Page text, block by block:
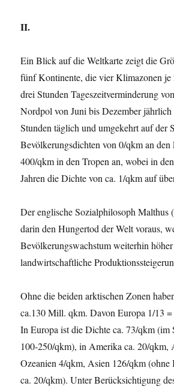
II.
Ein Blick auf die Weltkarte zeigt die
fünf Kontinente, die vier Klimazonen je
drei Stunden Tageszeit­verminderung
Nordpol von Juni bis Dezember
Stunden täglich und umgekehrt auf der
Bevölkerungsdichten von 0/qkm an den
400/qkm in den Tropen an, wobei in
Jahren die Dichte von ca. 1/qkm auf
Der englische Sozialphilosoph Malthus
darin den Hungertod der Welt voraus,
Bevölkerungswachstum weiterhin
landwirtschaftliche
Ohne die beiden arktischen Zonen
ca.130 Mill. qkm. Davon Europa 1/13
In Europa ist die Dichte ca. 73/qkm (im
100-250/qkm), in Amerika ca. 20/qkm,
Ozeanien 4/qkm, Asien 126/qkm (ohne
ca. 20/qkm). Unter Berücksichtigung